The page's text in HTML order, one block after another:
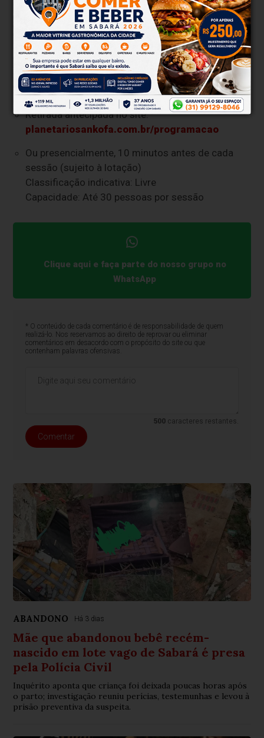
Serviço
O que: Sessões imersivas do Planetário Sankofa
Quando: 15 e 16 de agosto de 2025, das 18h às 21h
Onde: Praça Santa Rita, Centro – Sabará (MG)
Ingressos gratuitos:
Retirada antecipada no site:
planetariosankofa.com.br/programacao
Ou presencialmente, 10 minutos antes de cada
sessão (sujeito à lotação)
Classificação indicativa: Livre
Capacidade: Até 30 pessoas por sessão
Clique aqui e faça parte do nosso grupo no
WhatsApp
* O conteúdo de cada comentário é de responsabilidade de quem
realizá-lo. Nos reservamos ao direito de reprovar ou eliminar
comentários em desacordo com o propósito do site ou que
contenham palavras ofensivas.
500 caracteres restantes.
Comentar
ABANDONO Há 3 dias
Mãe que abandonou bebê recém-
nascido em lote vago de Sabará é presa
pela Polícia Civil
Inquérito aponta que criança foi deixada poucas horas após
o parto; investigação reuniu perícias, testemunhas e levou à
prisão preventiva da suspeita.